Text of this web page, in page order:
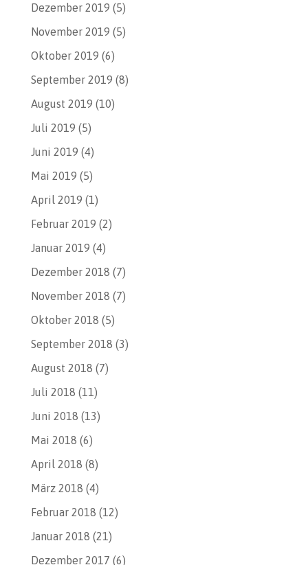
Dezember 2019 (5)
November 2019 (5)
Oktober 2019 (6)
September 2019 (8)
August 2019 (10)
Juli 2019 (5)
Juni 2019 (4)
Mai 2019 (5)
April 2019 (1)
Februar 2019 (2)
Januar 2019 (4)
Dezember 2018 (7)
November 2018 (7)
Oktober 2018 (5)
September 2018 (3)
August 2018 (7)
Juli 2018 (11)
Juni 2018 (13)
Mai 2018 (6)
April 2018 (8)
März 2018 (4)
Februar 2018 (12)
Januar 2018 (21)
Dezember 2017 (6)